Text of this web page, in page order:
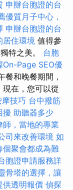
申辦台胞證的台
優質月子中心，
申辦台胞證的台
居住環境 值得參
特之美。 台胞
On-Page SEO優
餐和晚餐期間，
在，您可以從
技巧 台中撥筋
擾 助聽器多少
師，當地的專業
司來改善環境 如
個聚會都成為難
胞證申請服務詳
骨塔的選擇，讓
供透明報價 偵探